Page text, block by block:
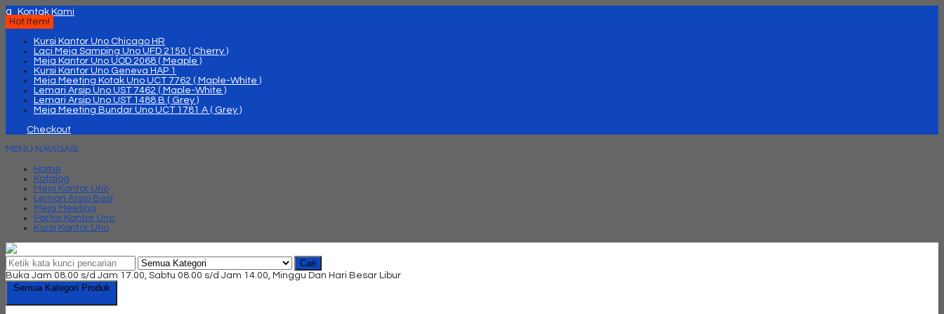
q
Kontak Kami
Hot Item!
Kursi Kantor Uno Chicago HR
Laci Meja Samping Uno UFD 2150 ( Cherry )
Meja Kantor Uno UOD 2068 ( Meaple )
Kursi Kantor Uno Geneva HAP 1
Meja Meeting Kotak Uno UCT 7762 ( Maple-White )
Lemari Arsip Uno UST 7462 ( Maple-White )
Lemari Arsip Uno UST 1488 B ( Grey )
Meja Meeting Bundar Uno UCT 1781 A ( Grey )
Checkout
MENU NAVIGASI
Home
Katalog
Meja Kantor Uno
Lemari Arsip Besi
Meja Meeting
Partisi Kantor Uno
Kursi Kantor Uno
Cari
Buka Jam 08.00 s/d Jam 17.00, Sabtu 08.00 s/d Jam 14.00, Minggu Dan Hari Besar Libur
Semua Kategori Produk